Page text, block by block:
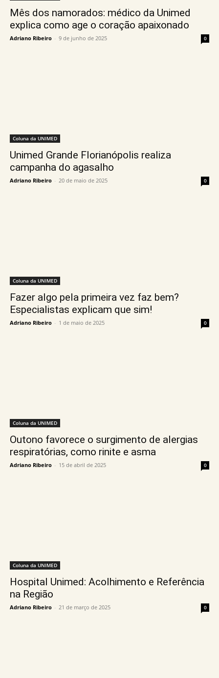
Mês dos namorados: médico da Unimed
explica como age o coração apaixonado
Adriano Ribeiro - 9 de junho de 2025 0
Coluna da UNIMED
Unimed Grande Florianópolis realiza
campanha do agasalho
Adriano Ribeiro - 20 de maio de 2025 0
Coluna da UNIMED
Fazer algo pela primeira vez faz bem?
Especialistas explicam que sim!
Adriano Ribeiro - 1 de maio de 2025 0
Coluna da UNIMED
Outono favorece o surgimento de alergias
respiratórias, como rinite e asma
Adriano Ribeiro - 15 de abril de 2025 0
Coluna da UNIMED
Hospital Unimed: Acolhimento e Referência
na Região
Adriano Ribeiro - 21 de março de 2025 0